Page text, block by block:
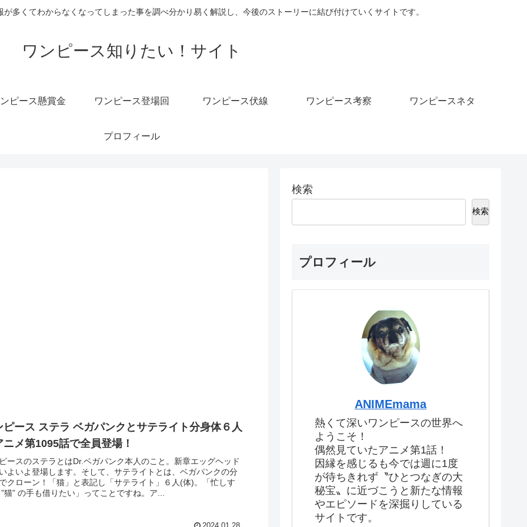
多くてわからなくなってしまった事を調べ分かり易く解説し、今後のストーリーに結び付けていくサイトです。
ワンピース知りたい！サイト
ピース懸賞金 ワンピース登場回 ワンピース伏線 ワンピース考察 ワンピースネタ
プロフィール
ピース ステラ ベガパンクとサテライト分身体６人
ニメ第1095話で全員登場！
ースのステラとはDr.ベガパンク本人のこと。新章エッグヘッド
よいよ登場します。そして、サテライトとは、ベガパンクの分
クローン！「猫」と表記し「サテライト」６人(体)。「忙しす
猫” の手も借りたい」ってことですね。ア...
検索
検索
プロフィール
ANIMEmama
熱くて深いワンピースの世界へ
ようこそ！
偶然見ていたアニメ第1話！
因縁を感じるも今では週に1度
が待ちきれず〝ひとつなぎの大
秘宝〟に近づこうと新たな情報
やエピソードを深掘りしている
サイトです。